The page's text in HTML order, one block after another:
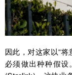
因此，对这家以“
必须做出种种假